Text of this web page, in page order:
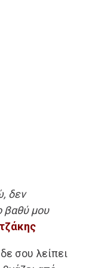
δεν
βαθύ μου
σου λείπει